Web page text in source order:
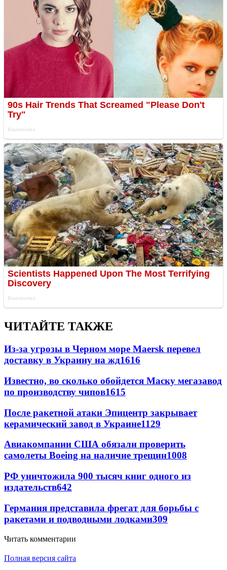
ЧИТАЙТЕ ТАКЖЕ
Из-за угрозы в Черном море Maersk перевел
доставку в Украину на жд1616
Известно, во сколько обойдется Маску мегазавод
по производству чипов1615
После ракетной атаки Эпицентр закрывает
керамический завод в Украине1129
Авиакомпании США обязали проверить
самолеты Boeing на наличие трещин1008
РФ уничтожила 900 тысяч книг одного из
издательств642
Германия представила фрегат для борьбы с
ракетами и подводными лодками309
Читать комментарии
Полная версия сайта